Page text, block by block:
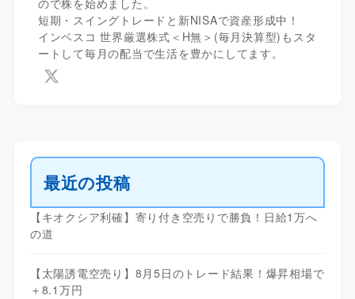
ので株を始めました。
短期・スイングトレードと新NISAで資産形成中！
インベスコ 世界厳選株式＜H無＞(毎月決算型)もスタ
ートして毎月の配当で生活を豊かにしてます。
最近の投稿
【キオクシア利確】寄り付き空売りで勝負！日給1万へ
の道
【太陽誘電空売り】8月5日のトレード結果！爆昇相場で
＋8.1万円